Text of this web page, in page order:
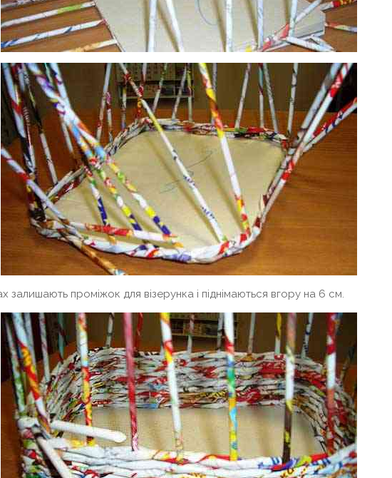
залишають проміжок для візерунка і піднімаються вгору на 6 см.